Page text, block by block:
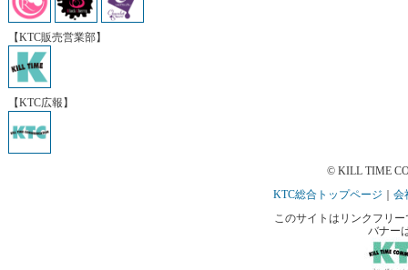
【KTC販売営業部】
【KTC広報】
© KILL TIME
KTC総合トップページ
｜会
このサイトはリンクフリ
バナー